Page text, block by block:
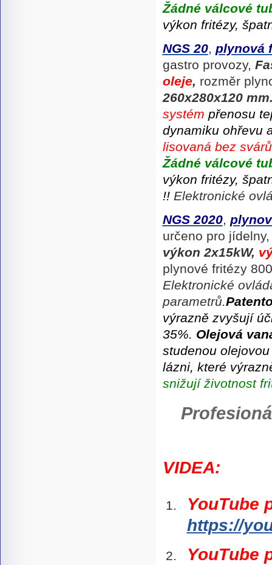
Žádné válcové
výkon fritézy,
NGS 20, plynová
gastro provozy,
oleje, rozměr
260x280x120
systém přenosu
dynamiku ohřevu
lisovaná bez
Žádné válcové
výkon fritézy,
!! Elektronické
NGS 2020,
určeno pro
výkon 2x15kW,
plynové fritézy
Elektronické
parametrů.P
výrazně zvyšují
35%. Olejová
studenou
lázni, které
snižují životnost
VIDEA:
YouTube
https://
YouTube